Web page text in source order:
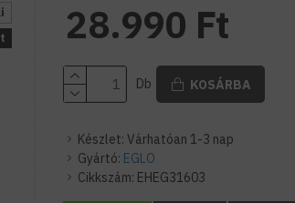
Készlet: Várhatóan 1-3 nap
Gyártó: EGLO
Cikkszám: EHEG31603
28.990 Ft
Db KOSÁRBA